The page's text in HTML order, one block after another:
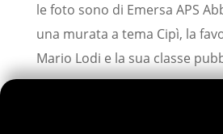
le foto sono di Emersa APS
una murata a tema Cipì, la
Mario Lodi e la sua classe